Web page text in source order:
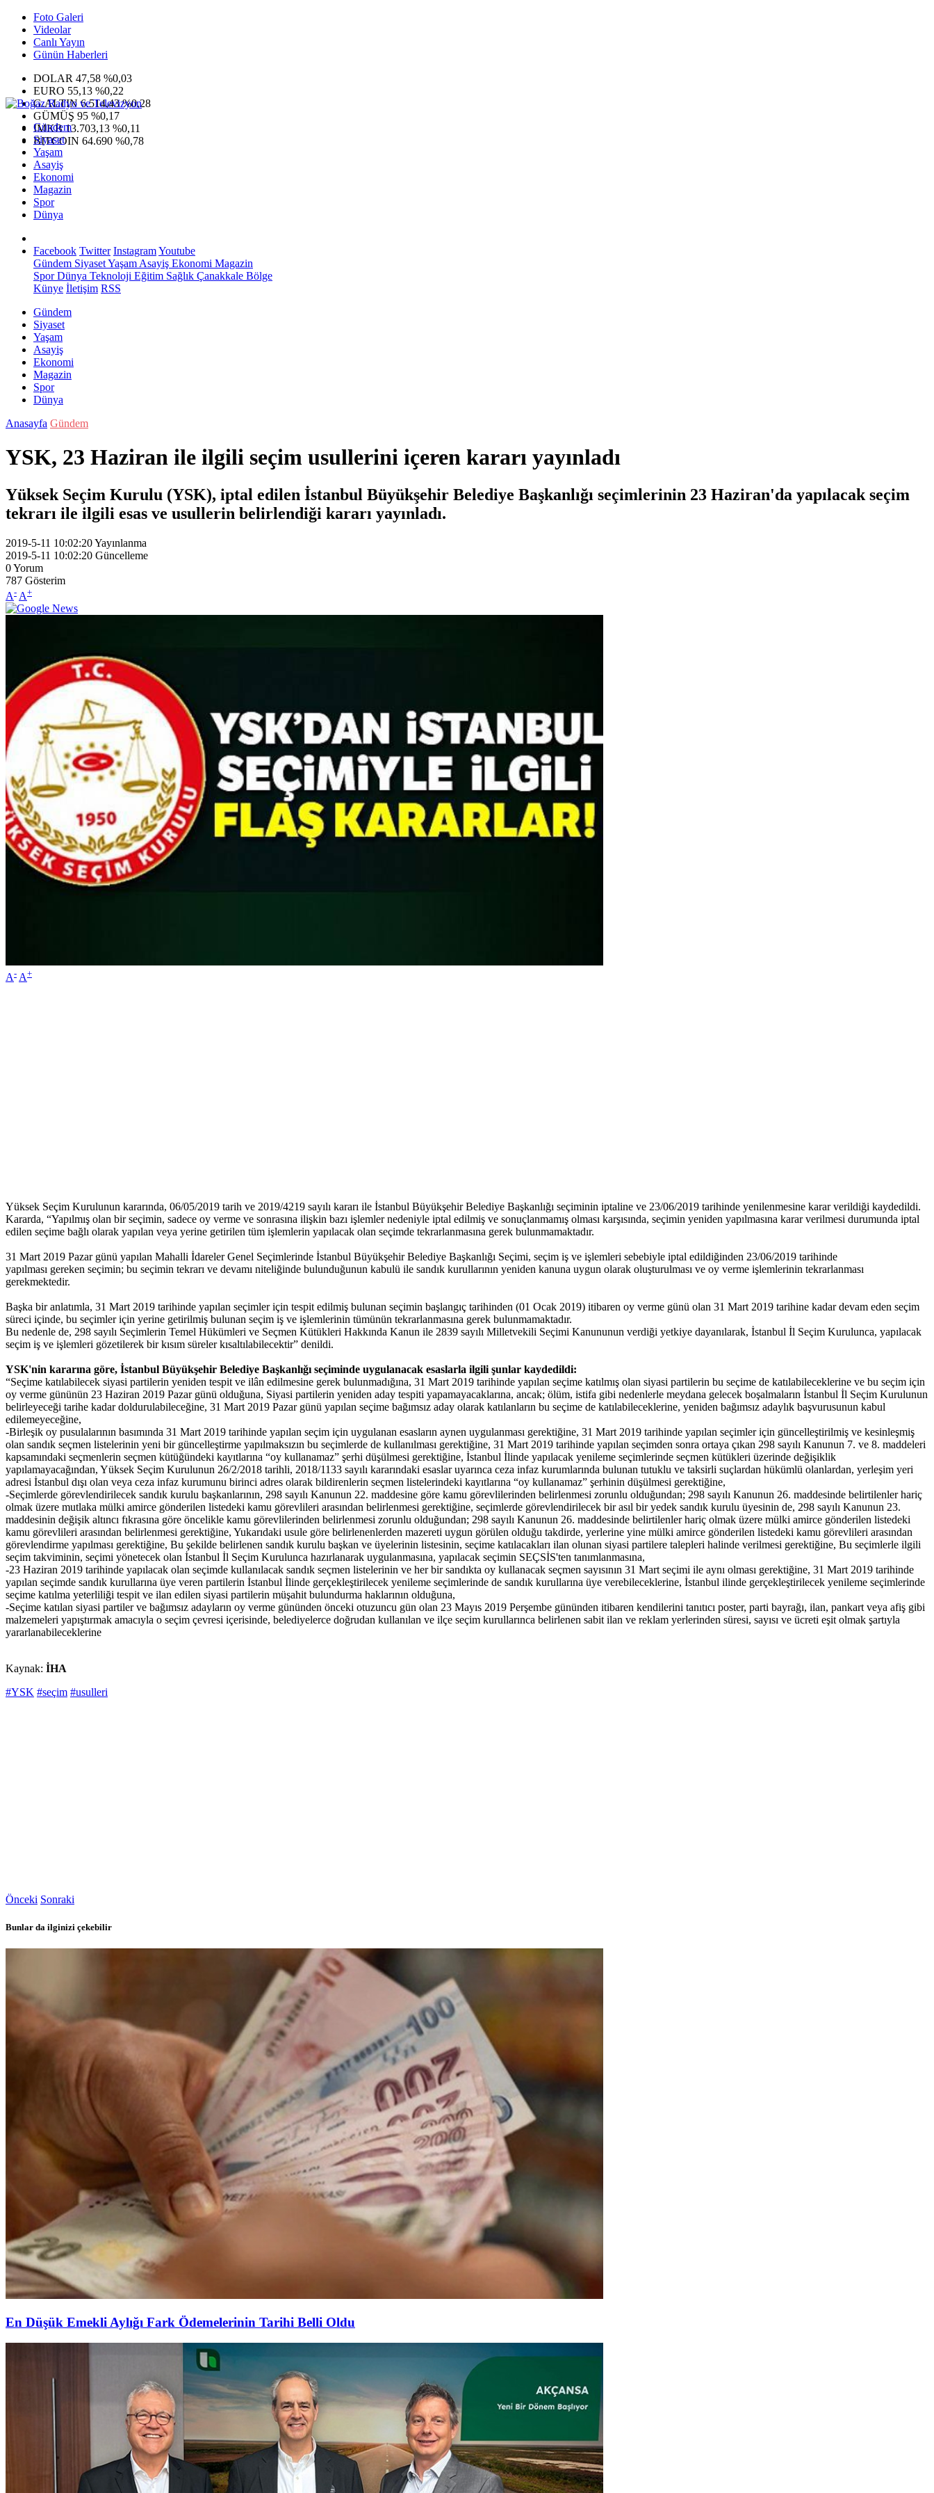
Foto Galeri
Videolar
Canlı Yayın
Günün Haberleri
DOLAR 47,58 %0,03
EURO 55,13 %0,22
G.ALTIN6.514,43 %0,28
GÜMÜŞ 95 %0,17
IMKB13.703,13 %0,11
BITCOIN 64.690 %0,78
Gündem
Siyaset
Yaşam
Asayiş
Ekonomi
Magazin
Spor
Dünya
Facebook Twitter InstagramYoutube
Gündem SiyasetYaşam Asayiş Ekonomi Magazin
SporDünya Teknoloji Eğitim Sağlık Çanakkale Bölge
Künye İletişim RSS
Gündem
Siyaset
Yaşam
Asayiş
Ekonomi
Magazin
Spor
Dünya
Anasayfa Gündem
YSK, 23 Haziran ile ilgili seçim usullerini içeren kararı yayınladı
Yüksek Seçim Kurulu (YSK), iptal edilen İstanbul Büyükşehir Belediye Başkanlığı seçimlerinin 23 Haziran'da yapılacak seçim
tekrarı ile ilgili esas ve usullerin belirlendiği kararı yayınladı.
2019-5-11 10:02:20Yayınlanma
2019-5-11 10:02:20 Güncelleme
0Yorum
787 Gösterim
A- A+
A- A+
Yüksek Seçim Kurulunun kararında, 06/05/2019 tarih ve 2019/4219 sayılı kararı ile İstanbul Büyükşehir Belediye Başkanlığı seçiminin iptaline ve 23/06/2019 tarihinde yenilenmesine karar verildiği kaydedildi.
Kararda, “Yapılmış olan bir seçimin, sadece oy verme ve sonrasına ilişkin bazı işlemler nedeniyle iptal edilmiş ve sonuçlanmamış olması karşısında, seçimin yeniden yapılmasına karar verilmesi durumunda iptal
edilen seçime bağlı olarak yapılan veya yerine getirilen tüm işlemlerin yapılacak olan seçimde tekrarlanmasına gerek bulunmamaktadır.
31 Mart 2019 Pazar günü yapılan Mahalli İdareler Genel Seçimlerinde İstanbul Büyükşehir Belediye Başkanlığı Seçimi, seçim iş ve işlemleri sebebiyle iptal edildiğinden 23/06/2019 tarihinde
yapılması gereken seçimin; bu seçimin tekrarı ve devamı niteliğinde bulunduğunun kabulü ile sandık kurullarının yeniden kanuna uygun olarak oluşturulması ve oy verme işlemlerinin tekrarlanması
gerekmektedir.
Başka bir anlatımla, 31 Mart 2019 tarihinde yapılan seçimler için tespit edilmiş bulunan seçimin başlangıç tarihinden (01 Ocak 2019) itibaren oy verme günü olan 31 Mart 2019 tarihine kadar devam eden seçim
süreci içinde, bu seçimler için yerine getirilmiş bulunan seçim iş ve işlemlerinin tümünün tekrarlanmasına gerek bulunmamaktadır.
Bu nedenle de, 298 sayılı Seçimlerin Temel Hükümleri ve Seçmen Kütükleri Hakkında Kanun ile 2839 sayılı Milletvekili Seçimi Kanununun verdiği yetkiye dayanılarak, İstanbul İl Seçim Kurulunca, yapılacak
seçim iş ve işlemleri gözetilerek bir kısım süreler kısaltılabilecektir” denildi.
YSK'nin kararına göre, İstanbul Büyükşehir Belediye Başkanlığı seçiminde uygulanacak esaslarla ilgili şunlar kaydedildi:
“Seçime katılabilecek siyasi partilerin yeniden tespit ve ilân edilmesine gerek bulunmadığına, 31 Mart 2019 tarihinde yapılan seçime katılmış olan siyasi partilerin bu seçime de katılabileceklerine ve bu seçim için
oy verme gününün 23 Haziran 2019 Pazar günü olduğuna, Siyasi partilerin yeniden aday tespiti yapamayacaklarına, ancak; ölüm, istifa gibi nedenlerle meydana gelecek boşalmaların İstanbul İl Seçim Kurulunun
belirleyeceği tarihe kadar doldurulabileceğine, 31 Mart 2019 Pazar günü yapılan seçime bağımsız aday olarak katılanların bu seçime de katılabileceklerine, yeniden bağımsız adaylık başvurusunun kabul
edilemeyeceğine,
-Birleşik oy pusulalarının basımında 31 Mart 2019 tarihinde yapılan seçim için uygulanan esasların aynen uygulanması gerektiğine, 31 Mart 2019 tarihinde yapılan seçimler için güncelleştirilmiş ve kesinleşmiş
olan sandık seçmen listelerinin yeni bir güncelleştirme yapılmaksızın bu seçimlerde de kullanılması gerektiğine, 31 Mart 2019 tarihinde yapılan seçimden sonra ortaya çıkan 298 sayılı Kanunun 7. ve 8. maddeleri
kapsamındaki seçmenlerin seçmen kütüğündeki kayıtlarına “oy kullanamaz” şerhi düşülmesi gerektiğine, İstanbul İlinde yapılacak yenileme seçimlerinde seçmen kütükleri üzerinde değişiklik
yapılamayacağından, Yüksek Seçim Kurulunun 26/2/2018 tarihli, 2018/1133 sayılı kararındaki esaslar uyarınca ceza infaz kurumlarında bulunan tutuklu ve taksirli suçlardan hükümlü olanlardan, yerleşim yeri
adresi İstanbul dışı olan veya ceza infaz kurumunu birinci adres olarak bildirenlerin seçmen listelerindeki kayıtlarına “oy kullanamaz” şerhinin düşülmesi gerektiğine,
-Seçimlerde görevlendirilecek sandık kurulu başkanlarının, 298 sayılı Kanunun 22. maddesine göre kamu görevlilerinden belirlenmesi zorunlu olduğundan; 298 sayılı Kanunun 26. maddesinde belirtilenler hariç
olmak üzere mutlaka mülki amirce gönderilen listedeki kamu görevlileri arasından belirlenmesi gerektiğine, seçimlerde görevlendirilecek bir asıl bir yedek sandık kurulu üyesinin de, 298 sayılı Kanunun 23.
maddesinin değişik altıncı fıkrasına göre öncelikle kamu görevlilerinden belirlenmesi zorunlu olduğundan; 298 sayılı Kanunun 26. maddesinde belirtilenler hariç olmak üzere mülki amirce gönderilen listedeki
kamu görevlileri arasından belirlenmesi gerektiğine, Yukarıdaki usule göre belirlenenlerden mazereti uygun görülen olduğu takdirde, yerlerine yine mülki amirce gönderilen listedeki kamu görevlileri arasından
görevlendirme yapılması gerektiğine, Bu şekilde belirlenen sandık kurulu başkan ve üyelerinin listesinin, seçime katılacakları ilan olunan siyasi partilere talepleri halinde verilmesi gerektiğine, Bu seçimlerle ilgili
seçim takviminin, seçimi yönetecek olan İstanbul İl Seçim Kurulunca hazırlanarak uygulanmasına, yapılacak seçimin SEÇSİS'ten tanımlanmasına,
-23 Haziran 2019 tarihinde yapılacak olan seçimde kullanılacak sandık seçmen listelerinin ve her bir sandıkta oy kullanacak seçmen sayısının 31 Mart seçimi ile aynı olması gerektiğine, 31 Mart 2019 tarihinde
yapılan seçimde sandık kurullarına üye veren partilerin İstanbul İlinde gerçekleştirilecek yenileme seçimlerinde de sandık kurullarına üye verebileceklerine, İstanbul ilinde gerçekleştirilecek yenileme seçimlerinde
seçime katılma yeterliliği tespit ve ilan edilen siyasi partilerin müşahit bulundurma haklarının olduğuna,
-Seçime katılan siyasi partiler ve bağımsız adayların oy verme gününden önceki otuzuncu gün olan 23 Mayıs 2019 Perşembe gününden itibaren kendilerini tanıtıcı poster, parti bayrağı, ilan, pankart veya afiş gibi
malzemeleri yapıştırmak amacıyla o seçim çevresi içerisinde, belediyelerce doğrudan kullanılan ve ilçe seçim kurullarınca belirlenen sabit ilan ve reklam yerlerinden süresi, sayısı ve ücreti eşit olmak şartıyla
yararlanabileceklerine
Kaynak: İHA
#YSK #seçim #usulleri
Önceki Sonraki
Bunlar da ilginizi çekebilir
En Düşük Emekli Aylığı Fark Ödemelerinin Tarihi Belli Oldu